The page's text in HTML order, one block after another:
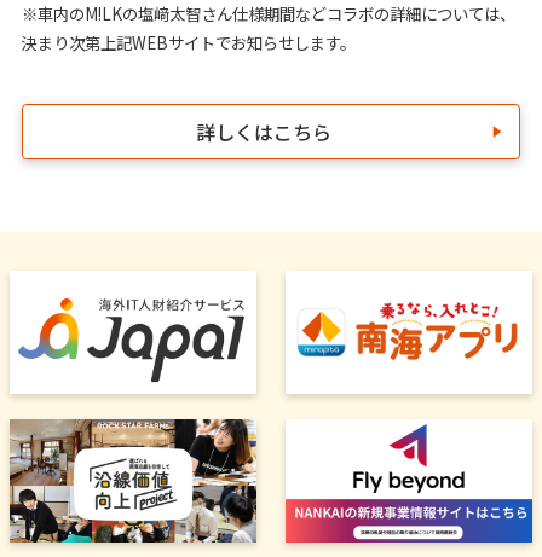
※車内のM!LKの塩﨑太智さん仕様期間などコラボの詳細については、
決まり次第上記WEBサイトでお知らせします。
詳しくはこちら